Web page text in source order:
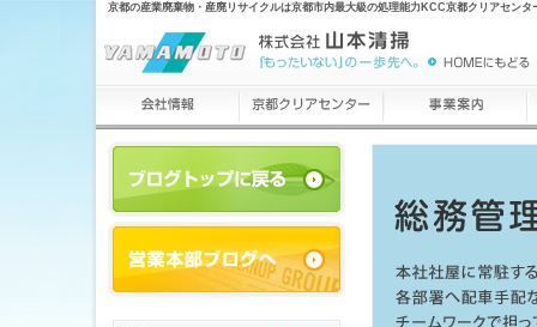
京都の産業廃棄物・産廃リサイクルは京都市内最大級の処理能力KCC京都クリアセンタ